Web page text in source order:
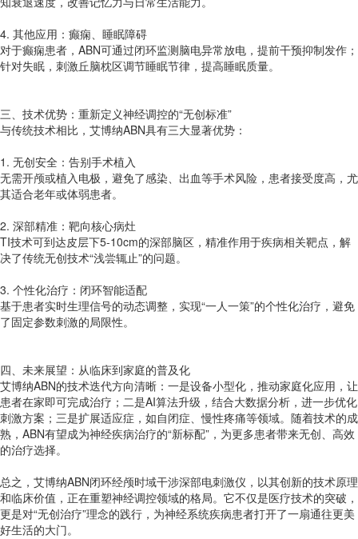
4. 其他应用：癫痫、睡眠障碍
对于癫痫患者，ABN可通过闭环监测脑电异常放电，提前干预抑制发作；
针对失眠，刺激丘脑枕区调节睡眠节律，提高睡眠质量。
三、技术优势：重新定义神经调控的“无创标准”
与传统技术相比，艾博纳ABN具有三大显著优势：
1. 无创安全：告别手术植入
无需开颅或植入电极，避免了感染、出血等手术风险，患者接受度高，尤
其适合老年或体弱患者。
2. 深部精准：靶向核心病灶
TI技术可到达皮层下5-10cm的深部脑区，精准作用于疾病相关靶点，解
决了传统无创技术“浅尝辄止”的问题。
3. 个性化治疗：闭环智能适配
基于患者实时生理信号的动态调整，实现“一人一策”的个性化治疗，避免
了固定参数刺激的局限性。
四、未来展望：从临床到家庭的普及化
艾博纳ABN的技术迭代方向清晰：一是设备小型化，推动家庭化应用，让
患者在家即可完成治疗；二是AI算法升级，结合大数据分析，进一步优化
刺激方案；三是扩展适应症，如自闭症、慢性疼痛等领域。随着技术的成
熟，ABN有望成为神经疾病治疗的“新标配”，为更多患者带来无创、高效
的治疗选择。
总之，艾博纳ABN闭环经颅时域干涉深部电刺激仪，以其创新的技术原理
和临床价值，正在重塑神经调控领域的格局。它不仅是医疗技术的突破，
更是对“无创治疗”理念的践行，为神经系统疾病患者打开了一扇通往更美
好生活的大门。